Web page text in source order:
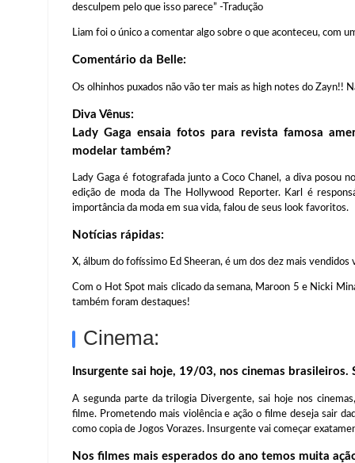
desculpem pelo que isso parece” -Tradução
Liam foi o único a comentar algo sobre o que aconteceu, com
Comentário da Belle:
Os olhinhos puxados não vão ter mais as high notes do Zayn!!
Diva Vênus:
Lady Gaga ensaia fotos para revista famosa
modelar também?
Lady Gaga é fotografada junto a Coco Chanel, a diva posou
edição de moda da The Hollywood Reporter. Karl é
importância da moda em sua vida, falou de seus look favoritos.
Notícias rápidas:
X, álbum do fofíssimo Ed Sheeran, é um dos dez mais
Com o Hot Spot mais clicado da semana, Maroon 5 e Nicki
também foram destaques!
Cinema:
Insurgente sai hoje, 19/03, nos cinemas
A segunda parte da trilogia Divergente, sai hoje nos
filme. Prometendo mais violência e ação o filme deseja sair
como copia de Jogos Vorazes. Insurgente vai começar
Nos filmes mais esperados do ano temos muita